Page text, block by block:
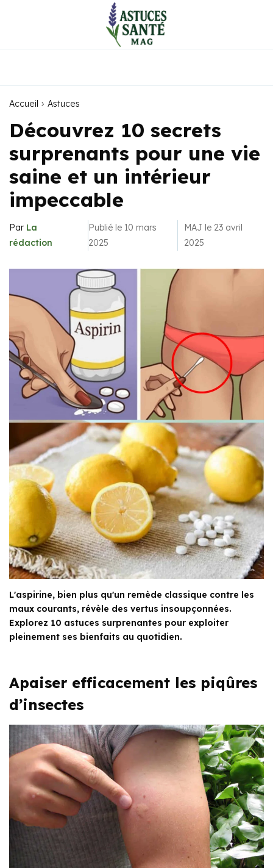
Accueil Astuces
Découvrez 10 secrets
surprenants pour une vie
saine et un intérieur
impeccable
Par La
rédaction
Publié le 10 mars
2025
MAJ le 23 avril
2025
L'aspirine, bien plus qu'un remède classique contre les
maux courants, révèle des vertus insoupçonnées.
Explorez 10 astuces surprenantes pour exploiter
pleinement ses bienfaits au quotidien.
Apaiser efficacement les piqûres
d’insectes